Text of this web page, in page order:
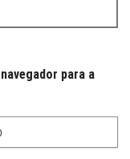
para a